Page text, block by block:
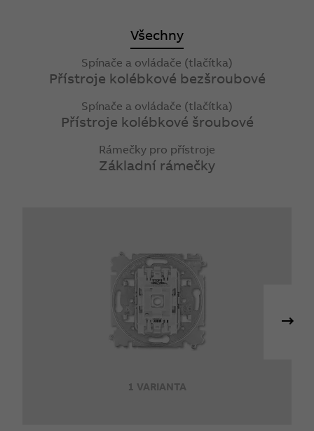
Všechny
Spínače a ovládače (tlačítka)
Přístroje kolébkové bezšroubové
Spínače a ovládače (tlačítka)
Přístroje kolébkové šroubové
Rámečky pro přístroje
Základní rámečky
1 VARIANTA